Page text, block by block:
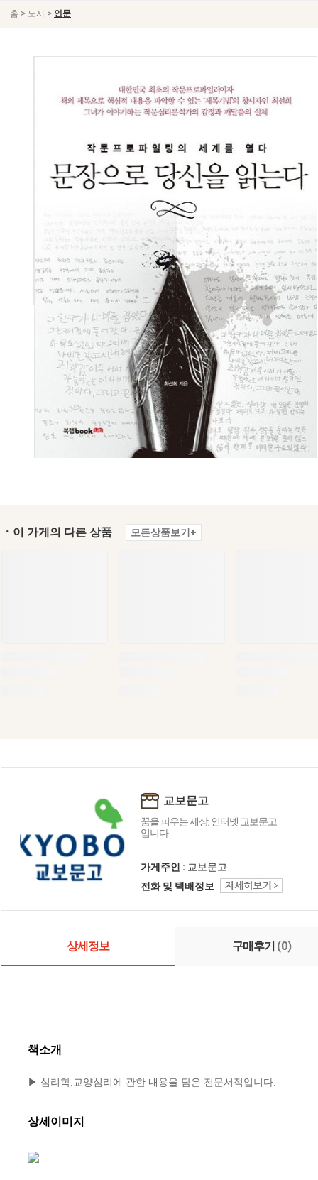
홈 > 도서 > 인문
ㆍ이 가게의 다른 상품 모든상품보기+
교보문고
꿈을 피우는 세상, 인터넷 교보문고
입니다.
가게주인 : 교보문고
전화 및 택배정보
상세정보 구매후기 (0)
책소개
▶ 심리학:교양심리에 관한 내용을 담은 전문서적입니다.
상세이미지